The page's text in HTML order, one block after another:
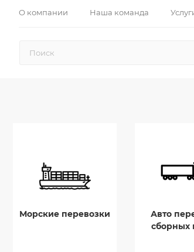
О компании Наша команда
Морские перевозки
Авто
сборных